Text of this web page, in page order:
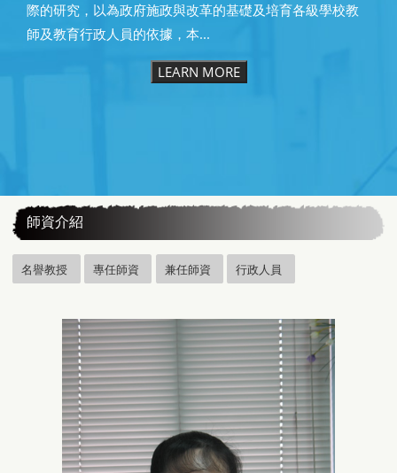
際的研究，以為政府施政與改革的基礎及培育各級學校教
師及教育行政人員的依據，本...
LEARN MORE
師資介紹
名譽教授 專任師資 兼任師資 行政人員